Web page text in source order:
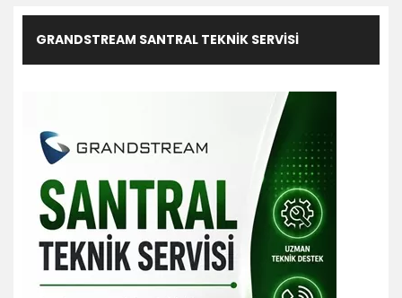
GRANDSTREAM SANTRAL TEKNIK SERVISI